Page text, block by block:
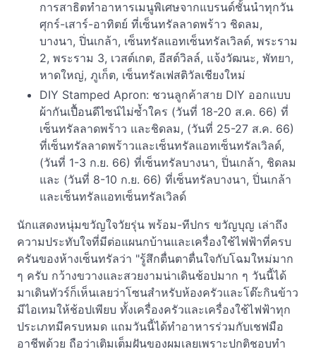
การสาธิตทำอาหารเมนูพิเศษจากแบรนด์ชั้นนำทุกวัน
ศุกร์-เสาร์-อาทิตย์ ที่เซ็นทรัลลาดพร้าว ชิดลม,
บางนา, ปิ่นเกล้า, เซ็นทรัลแอทเซ็นทรัลเวิลด์, พระราม
2, พระราม 3, เวสต์เกต, อีสต์วิลล์, แจ้งวัฒนะ, พัทยา,
หาดใหญ่, ภูเก็ต, เซ็นทรัลเฟสติวัลเชียงใหม่
DIY Stamped Apron: ชวนลูกค้าสาย DIY ออกแบบ
ผ้ากันเปื้อนดีไซน์ไม่ซ้ำใคร (วันที่ 18-20 ส.ค. 66) ที่
เซ็นทรัลลาดพร้าว และชิดลม, (วันที่ 25-27 ส.ค. 66)
ที่เซ็นทรัลลาดพร้าวและเซ็นทรัลแอทเซ็นทรัลเวิลด์,
(วันที่ 1-3 ก.ย. 66) ที่เซ็นทรัลบางนา, ปิ่นเกล้า, ชิดลม
และ (วันที่ 8-10 ก.ย. 66) ที่เซ็นทรัลบางนา, ปิ่นเกล้า
และเซ็นทรัลแอทเซ็นทรัลเวิลด์
นักแสดงหนุ่มขวัญใจวัยรุ่น พร้อม-ทีปกร ขวัญบุญ เล่าถึง
ความประทับใจที่มีต่อแผนกบ้านและเครื่องใช้ไฟฟ้าที่ครบ
ครันของห้างเซ็นทรัลว่า "รู้สึกตื่นตาตื่นใจกับโฉมใหม่มาก
ๆ ครับ กว้างขวางและสวยงามน่าเดินช้อปมาก ๆ วันนี้ได้
มาเดินทัวร์ก็เห็นเลยว่าโซนสำหรับห้องครัวและโต๊ะกินข้าว
มีไอเทมให้ช้อปเพียบ ทั้งเครื่องครัวและเครื่องใช้ไฟฟ้าทุก
ประเภทมีครบหมด แถมวันนี้ได้ทำอาหารร่วมกับเชฟมือ
อาชีพด้วย ถือว่าเติมเต็มฝันของผมเลยเพราะปกติชอบทำ